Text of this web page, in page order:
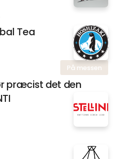
Tea
På messen
præcist det den